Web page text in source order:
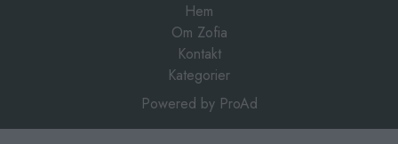
Hem
Om Zofia
Kontakt
Kategorier
Powered by ProAd